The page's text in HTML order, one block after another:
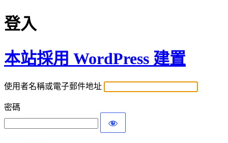
登入
本站採用 WordPress 建置
使用者名稱或電子郵件地址
密碼